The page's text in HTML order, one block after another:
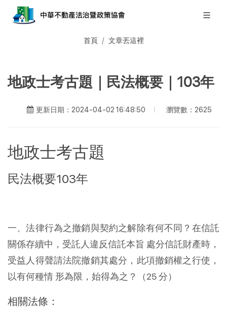
首頁 文章丟這裡
地政士考古題｜民法概要｜103年
更新日期：2024-04-02 16:48:50 瀏覽數：2625
地政士考古題
民法概要103年
一、法律行為之撤銷與契約之解除有何不同？在信託
關係存續中，受託人違反信託本旨 處分信託財產時，
受益人得聲請法院撤銷其處分，此項撤銷權之行使，
以有何種情 形為限，始得為之？（25 分）
相關法條：